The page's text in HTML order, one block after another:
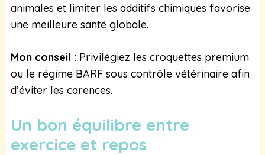
animales et limiter les additifs chimiques favorise
une meilleure santé globale.
Mon conseil : Privilégiez les croquettes premium
ou le régime BARF sous contrôle vétérinaire afin
d’éviter les carences.
Un bon équilibre entre
exercice et repos